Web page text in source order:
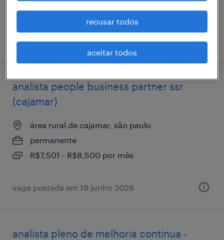
vaga postada em 20 abril 2026
analista ​people ​business ​partner ssr
(cajamar)
área rural de cajamar, são paulo
permanente
R$7,501 - R$8,500 por mês
vaga postada em 19 junho 2026
analista pleno de melhoria contínua -
recusar todos
aceitar todos